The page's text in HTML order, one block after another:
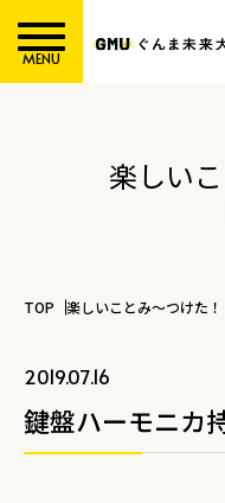
MENU
楽しい
TOP 楽しいことみ～つけた！
2019.07.16
鍵盤ハーモニカ